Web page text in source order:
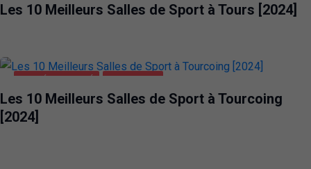
Les 10 Meilleurs Salles de Sport à Tours [2024]
Les 10 Meilleurs Salles de Sport à Tourcoing
[2024]